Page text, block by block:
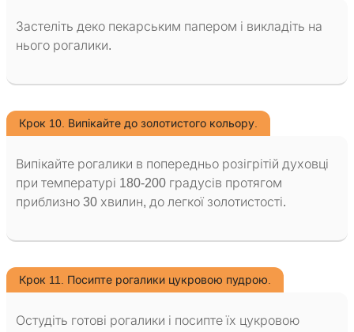
Застеліть деко пекарським папером і викладіть на
нього рогалики.
Крок 10. Випікайте до золотистого кольору.
Випікайте рогалики в попередньо розігрітій духовці
при температурі 180-200 градусів протягом
приблизно 30 хвилин, до легкої золотистості.
Крок 11. Посипте рогалики цукровою пудрою.
Остудіть готові рогалики і посипте їх цукровою